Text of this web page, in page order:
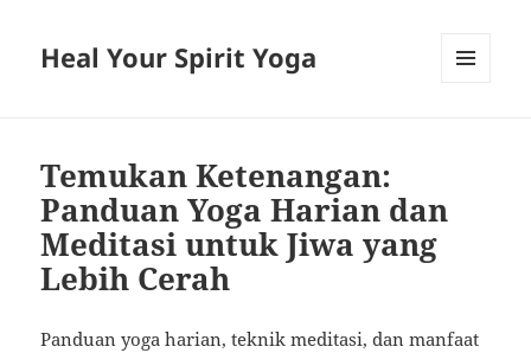
Heal Your Spirit Yoga
Temukan Ketenangan:
Panduan Yoga Harian dan
Meditasi untuk Jiwa yang
Lebih Cerah
Panduan yoga harian, teknik meditasi, dan manfaat